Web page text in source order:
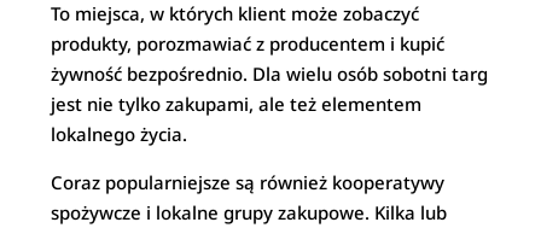
To miejsca, w których klient może zobaczyć
produkty, porozmawiać z producentem i kupić
żywność bezpośrednio. Dla wielu osób sobotni targ
jest nie tylko zakupami, ale też elementem
lokalnego życia.
Coraz popularniejsze są również kooperatywy
spożywcze i lokalne grupy zakupowe. Kilka lub